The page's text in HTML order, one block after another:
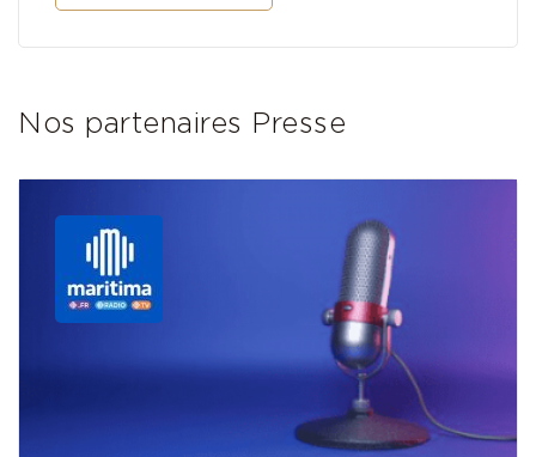
Nos partenaires Presse